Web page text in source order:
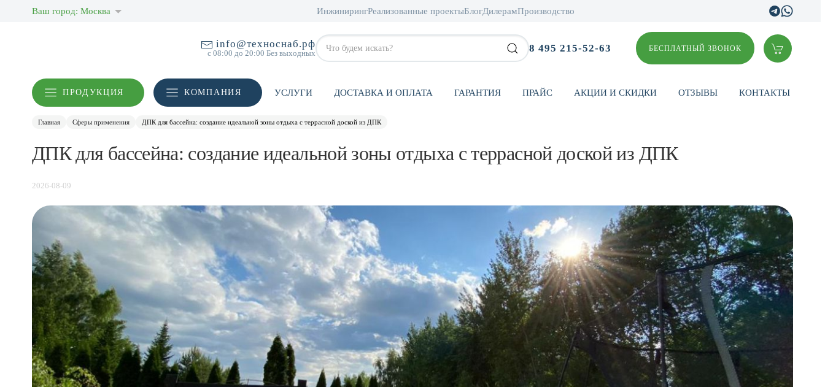
Ваш город: Москва ИнжинирингРеализованные проектыБлогДилерамПроизводство
info@техноснаб.рф
с 08:00 до 20:00 Без выходных 8 495 215-52-63 БЕСПЛАТНЫЙ ЗВОНОК
ПРОДУКЦИЯ КОМПАНИЯ УСЛУГИ ДОСТАВКА И ОПЛАТА ГАРАНТИЯ ПРАЙС АКЦИИ И СКИДКИ ОТЗЫВЫ КОНТАКТЫ
Главная Сферы применения ДПК для бассейна: создание идеальной зоны отдыха с террасной доской из ДПК
ДПК для бассейна: создание идеальной зоны отдыха с террасной доской из ДПК
2026-08-09